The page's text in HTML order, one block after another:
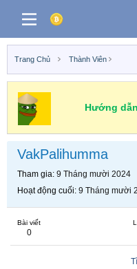
Trang Chủ Thành Viên
Hướng
VakPalihumma
Tham gia 9 Tháng mười 2024
Hoạt động cuối 9 Tháng mười
Bài viết
0